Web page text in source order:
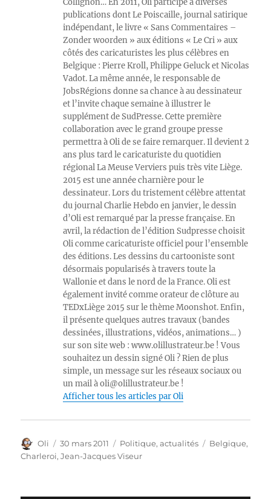
Collignon… En 2011, Oli participe à diverses
publications dont Le Poiscaille, journal satirique
indépendant, le livre « Sans Commentaires –
Zonder woorden » aux éditions « Le Cri » aux
côtés des caricaturistes les plus célèbres en
Belgique : Pierre Kroll, Philippe Geluck et Nicolas
Vadot. La même année, le responsable de
JobsRégions donne sa chance à au dessinateur
et l’invite chaque semaine à illustrer le
supplément de SudPresse. Cette première
collaboration avec le grand groupe presse
permettra à Oli de se faire remarquer. Il devient 2
ans plus tard le caricaturiste du quotidien
régional La Meuse Verviers puis très vite Liège.
2015 est une année charnière pour le
dessinateur. Lors du tristement célèbre attentat
du journal Charlie Hebdo en janvier, le dessin
d’Oli est remarqué par la presse française. En
avril, la rédaction de l’édition Sudpresse choisit
Oli comme caricaturiste officiel pour l’ensemble
des éditions. Les dessins du cartooniste sont
désormais popularisés à travers toute la
Wallonie et dans le nord de la France. Oli est
également invité comme orateur de clôture au
TEDxLiège 2015 sur le thème Moonshot. Enfin,
il présente quelques autres travaux (bandes
dessinées, illustrations, vidéos, animations… )
sur son site web : www.olillustrateur.be ! Vous
souhaitez un dessin signé Oli ? Rien de plus
simple, un message sur les réseaux sociaux ou
un mail à oli@olillustrateur.be !
Afficher tous les articles par Oli
Auteur
Oli
Publié
le
30 mars 2011 Catégories
Politique, actualités Étiquettes
Belgique,
Charleroi,Jean-Jacques Viseur